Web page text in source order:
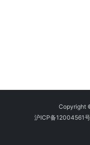
Copyright
沪ICP备12004561